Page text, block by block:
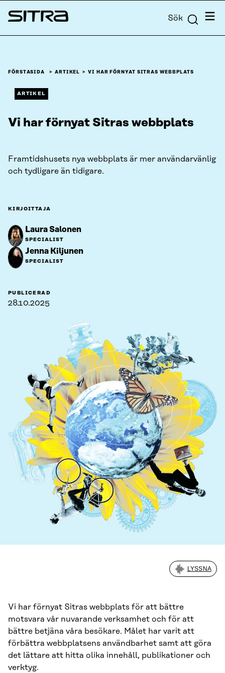
Skip to
content
Sitra Sök Meny
FÖRSTASIDA ARTIKEL VI HAR FÖRNYAT SITRAS WEBBPLATS
ARTIKEL
Vi har förnyat Sitras webbplats
Framtidshusets nya webbplats är mer användarvänlig
och tydligare än tidigare.
KIRJOITTAJA
Laura Salonen
SPECIALIST
Jenna Kiljunen
SPECIALIST
PUBLICERAD
28.10.2025
LYSSNA
Vi har förnyat Sitras webbplats för att bättre
motsvara vår nuvarande verksamhet och för att
bättre betjäna våra besökare. Målet har varit att
förbättra webbplatsens användbarhet samt att göra
det lättare att hitta olika innehåll, publikationer och
verktyg.